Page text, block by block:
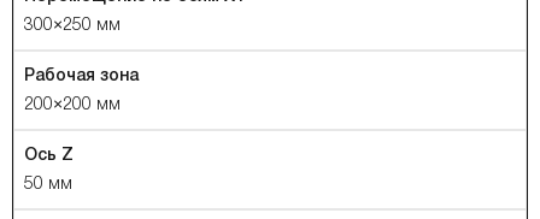
300×250 мм
Рабочая зона
200×200 мм
Ось Z
50 мм